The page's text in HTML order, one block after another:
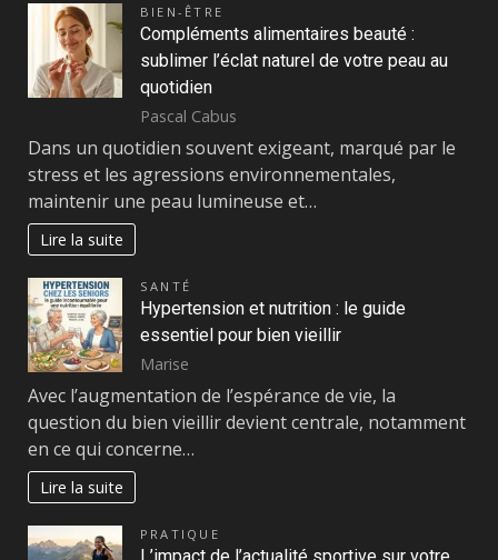
BIEN-ÊTRE
Compléments alimentaires beauté :
sublimer l’éclat naturel de votre peau au
quotidien
Pascal Cabus
Dans un quotidien souvent exigeant, marqué par le
stress et les agressions environnementales,
maintenir une peau lumineuse et…
Lire la suite
SANTÉ
Hypertension et nutrition : le guide
essentiel pour bien vieillir
Marise
Avec l’augmentation de l’espérance de vie, la
question du bien vieillir devient centrale, notamment
en ce qui concerne…
Lire la suite
PRATIQUE